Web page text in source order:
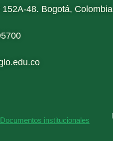
152A-48. Bogotá, Colombia
Documentos institucionales